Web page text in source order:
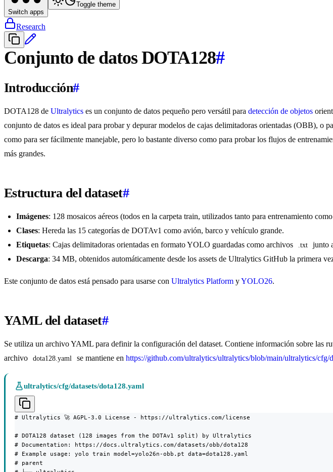
Switch apps
Toggle theme
Research
Conjunto de datos DOTA128#
Introducción#
DOTA128 de Ultralytics es un conjunto de datos pequeño pero versátil para detección de objetos
conjunto de datos es ideal para probar y depurar modelos de cajas delimitadoras orientadas (OBB), o
como para ser fácilmente manejable, pero lo bastante diverso como para probar los flujos de
más grandes.
Estructura del dataset#
Imágenes: 128 mosaicos aéreos (todos en la carpeta train, utilizados tanto para entrenamiento
Clases: Hereda las 15 categorías de DOTAv1 como avión, barco y vehículo grande.
Etiquetas: Cajas delimitadoras orientadas en formato YOLO guardadas como archivos .txt
junto
Descarga: 34 MB, obtenidos automáticamente desde los assets de Ultralytics GitHub la primera
Este conjunto de datos está pensado para usarse con Ultralytics Platform yYOLO26.
YAML del dataset#
Se utiliza un archivo YAML para definir la configuración del dataset. Contiene información sobre las
archivo
dota128.yaml se mantiene en https://github.com/ultralytics/ultralytics/blob/main/ultralytics/cfg/
ultralytics/cfg/datasets/dota128.yaml
# Ultralytics 🚀 AGPL-3.0 License - https://ultralytics.com/license
# DOTA128 dataset (128 images from the DOTAv1 split) by Ultralytics
# Documentation: https://docs.ultralytics.com/datasets/obb/dota128
# Example usage: yolo train model=yolo26n-obb.pt data=dota128.yaml
# parent